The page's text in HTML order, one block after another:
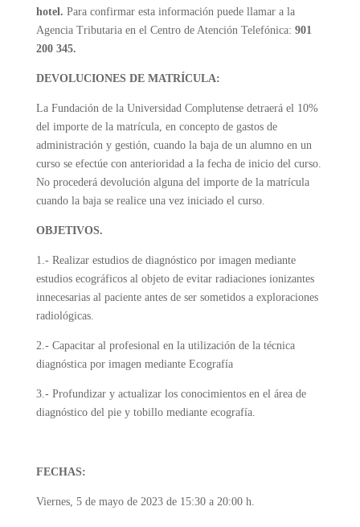
hotel. Para confirmar esta información puede llamar a la
Agencia Tributaria en el Centro de Atención Telefónica: 901
200 345.
DEVOLUCIONES DE MATRÍCULA:
La Fundación de la Universidad Complutense detraerá el 10%
del importe de la matrícula, en concepto de gastos de
administración y gestión, cuando la baja de un alumno en un
curso se efectúe con anterioridad a la fecha de inicio del curso.
No procederá devolución alguna del importe de la matrícula
cuando la baja se realice una vez iniciado el curso.
OBJETIVOS.
1.- Realizar estudios de diagnóstico por imagen mediante
estudios ecográficos al objeto de evitar radiaciones ionizantes
innecesarias al paciente antes de ser sometidos a exploraciones
radiológicas.
2.- Capacitar al profesional en la utilización de la técnica
diagnóstica por imagen mediante Ecografía
3.- Profundizar y actualizar los conocimientos en el área de
diagnóstico del pie y tobillo mediante ecografía.
FECHAS:
Viernes, 5 de mayo de 2023 de 15:30 a 20:00 h.